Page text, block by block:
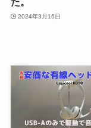
2024年3月16日